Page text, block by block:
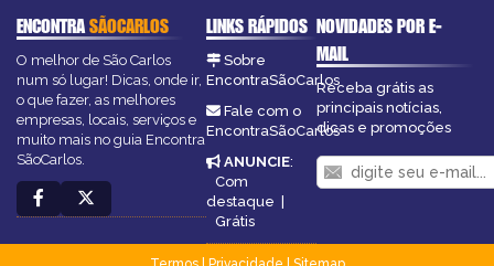
ENCONTRASÃOCARLOS
O melhor de São Carlos
num só lugar! Dicas, onde ir,
o que fazer, as melhores
empresas, locais, serviços e
muito mais no guia Encontra
SãoCarlos.
LINKS RÁPIDOS
Sobre
EncontraSãoCarlos
Fale com o
EncontraSãoCarlos
ANUNCIE:
Com
destaque
Grátis
NOVIDADES POR E-
MAIL
Receba grátis as
principais notícias,
dicas e promoções